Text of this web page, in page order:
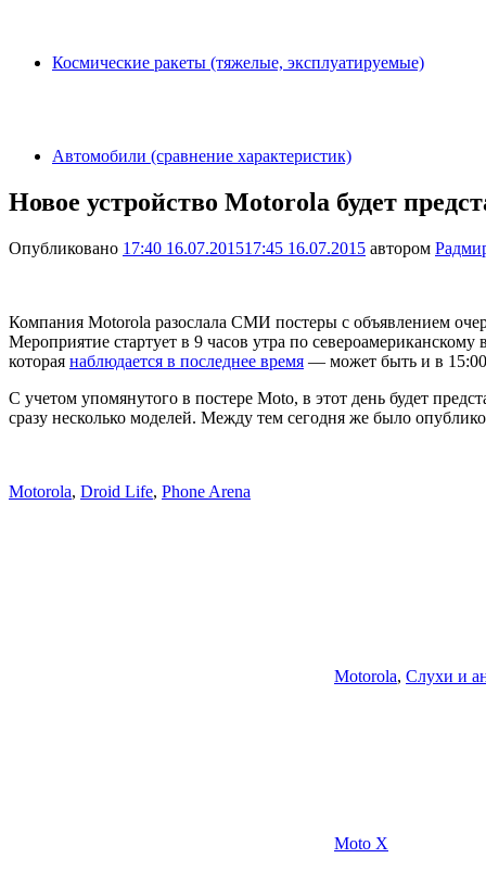
Космические ракеты (тяжелые, эксплуатируемые)
Автомобили (сравнение характеристик)
Новое устройство Motorola будет
Опубликовано 17:40 16.07.201517:45 16.07.2015 автором
Компания Motorola разослала СМИ постеры с объявлением
Мероприятие стартует в 9 часов утра по
которая наблюдается в последнее время — может быть и в
С учетом упомянутого в постере Moto, в этот день будет
сразу несколько моделей. Между тем сегодня же было
Motorola, Droid Life, Phone Arena
Motorola, Слухи и
Moto X